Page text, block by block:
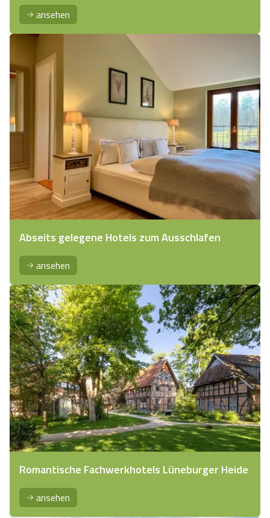
ansehen
Abseits gelegene Hotels zum Ausschlafen
ansehen
Romantische Fachwerkhotels Lüneburger Heide
ansehen